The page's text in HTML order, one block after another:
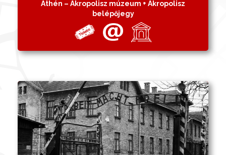
Athén – Akropolisz múzeum + Akropolisz
belépőjegy